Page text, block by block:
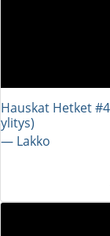
Hauskat Hetket
ylitys)
― Lakko